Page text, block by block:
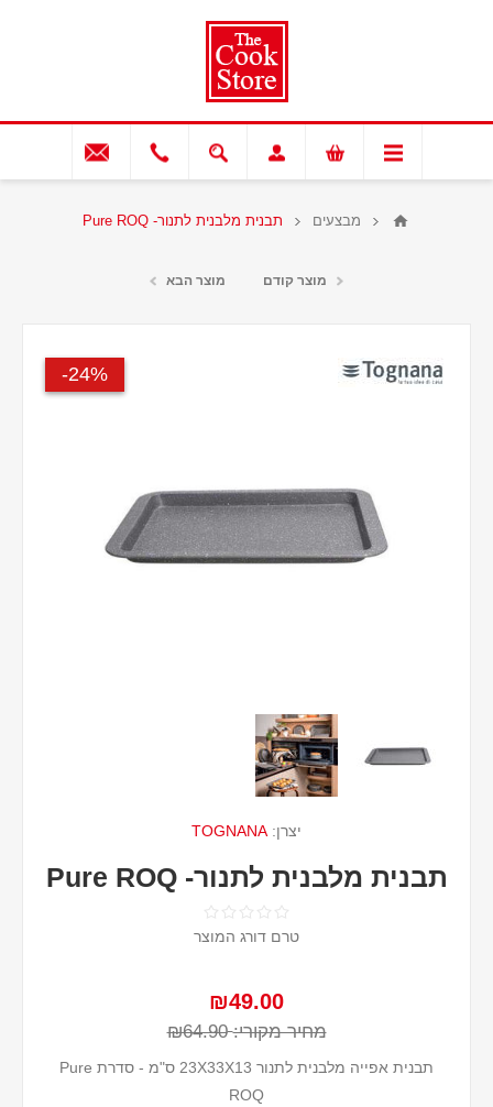
מבצעים תבנית מלבנית לתנור- Pure ROQ
מוצר קודם מוצר הבא
24%-
יצרן: TOGNANA
תבנית מלבנית לתנור- Pure ROQ
טרם דורג המוצר
₪49.00
מחיר מקורי: ₪64.90
תבנית אפייה מלבנית לתנור 23X33X13 ס"מ - סדרת Pure
ROQ